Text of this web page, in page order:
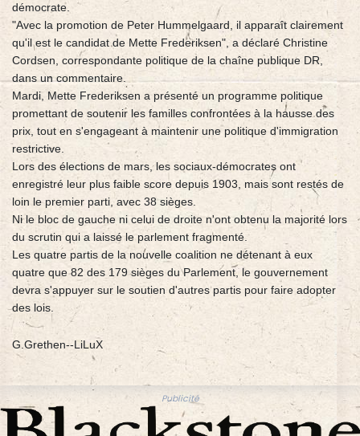
démocrate.
"Avec la promotion de Peter Hummelgaard, il apparaît clairement
qu'il est le candidat de Mette Frederiksen", a déclaré Christine
Cordsen, correspondante politique de la chaîne publique DR,
dans un commentaire.
Mardi, Mette Frederiksen a présenté un programme politique
promettant de soutenir les familles confrontées à la hausse des
prix, tout en s'engageant à maintenir une politique d'immigration
restrictive.
Lors des élections de mars, les sociaux-démocrates ont
enregistré leur plus faible score depuis 1903, mais sont restés de
loin le premier parti, avec 38 sièges.
Ni le bloc de gauche ni celui de droite n'ont obtenu la majorité lors
du scrutin qui a laissé le parlement fragmenté.
Les quatre partis de la nouvelle coalition ne détenant à eux
quatre que 82 des 179 sièges du Parlement, le gouvernement
devra s'appuyer sur le soutien d'autres partis pour faire adopter
des lois.
G.Grethen--LiLuX
Publicité